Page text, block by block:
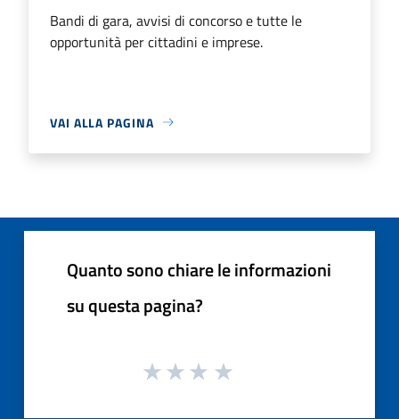
Bandi di gara, avvisi di concorso e tutte le
opportunità per cittadini e imprese.
VAI ALLA PAGINA
Quanto sono chiare le informazioni
su questa pagina?